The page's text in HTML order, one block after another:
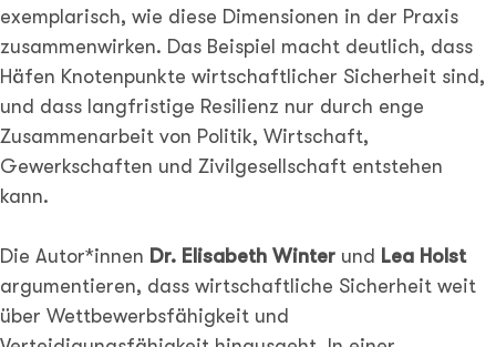
exemplarisch, wie diese Dimensionen in der Praxis
zusammenwirken. Das Beispiel macht deutlich, dass
Häfen Knotenpunkte wirtschaftlicher Sicherheit sind,
und dass langfristige Resilienz nur durch enge
Zusammenarbeit von Politik, Wirtschaft,
Gewerkschaften und Zivilgesellschaft entstehen
kann.
Die Autor*innen Dr. Elisabeth Winter und Lea Holst
argumentieren, dass wirtschaftliche Sicherheit weit
über Wettbewerbsfähigkeit und